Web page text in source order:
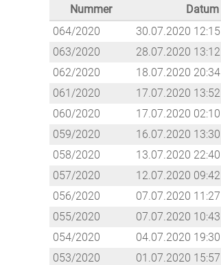
Nummer Datum
064/2020
30.07.2020 12:15
063/2020
28.07.2020 13:12
062/2020
18.07.2020 20:34
061/2020
17.07.2020 13:52
060/2020
17.07.2020 02:10
059/2020
16.07.2020 13:30
058/2020
13.07.2020 22:40
057/2020
12.07.2020 09:42
056/2020
07.07.2020 11:27
055/2020
07.07.2020 10:43
054/2020
04.07.2020 19:30
053/2020
01.07.2020 15:57